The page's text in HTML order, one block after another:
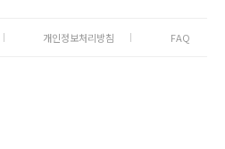
개인정보처리방침 FAQ